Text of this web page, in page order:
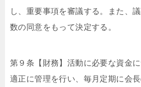
し、重要事項を審議する。また、
数の同意をもって決定する。
第９条【財務】活動に必要な資金
適正に管理を行い、毎月定期に会